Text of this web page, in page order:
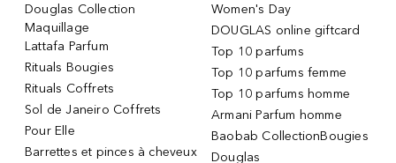
Douglas Collection
Maquillage
Lattafa Parfum
Rituals Bougies
Rituals Coffrets
Sol de Janeiro Coffrets
Pour Elle
Barrettes et pinces à cheveux
Women's Day
DOUGLAS online giftcard
Top 10 parfums
Top 10 parfums femme
Top 10 parfums homme
Armani Parfum homme
Baobab CollectionBougies
Douglas